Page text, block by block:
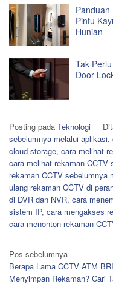
Pintu
Hunian
Tak
Door
Posting pada Teknologi
sebelumnya melalui aplikasi,
cloud storage, cara melihat
cara melihat rekaman CCTV
rekaman CCTV sebelumnya
ulang rekaman CCTV di
di DVR dan NVR, cara
sistem IP, cara mengakses
cara menonton rekaman
Navigasi
pos
Pos sebelumnya
Berapa Lama CCTV ATM BRI
Menyimpan Rekaman? Cari